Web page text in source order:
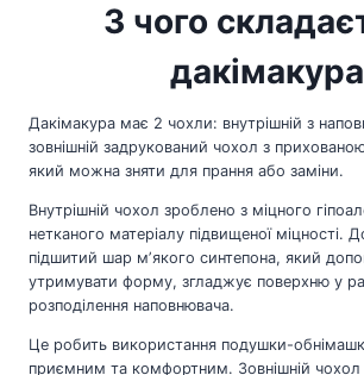
З чого
дакімакура
Дакімакура має 2 чохли: внутрішній з
зовнішній задрукований чохол з
який можна зняти для прання або заміни.
Внутрішній чохол зроблено з міцного
нетканого матеріалу підвищеної міцності.
підшитий шар мʼякого синтепона, який
утримувати форму, згладжує поверхню у
розподілення наповнювача.
Це робить використання подушки-
приємним та комфортним. Зовнішній